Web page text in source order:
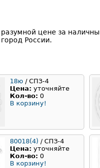
цене за
России.
18ю / СПЗ-4
Цена: уточняйте
Кол-во: 0
В корзину!
80018(4) / СПЗ-4
Цена: уточняйте
Кол-во: 0
В корзину!